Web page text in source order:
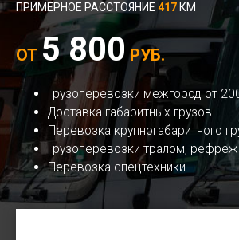
ПРИМЕРНОЕ РАССТОЯНИЕ 417 КМ
ОТ 5 800 РУБ.
Грузоперевозки межгород от
Доставка габаритных грузов
Перевозка крупногабаритного
Грузоперевозки тралом,
Перевозка спецтехники